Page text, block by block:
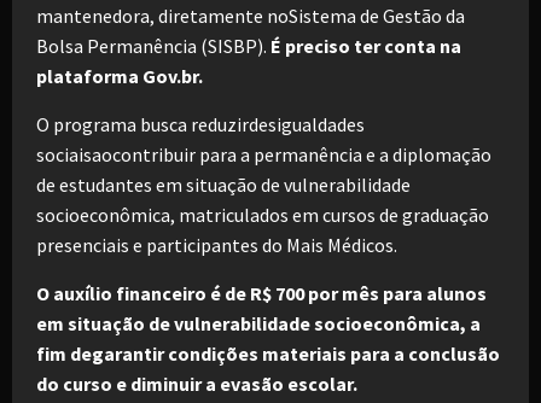
mantenedora, diretamente noSistema de Gestão da
Bolsa Permanência (SISBP). É preciso ter conta na
plataforma Gov.br.
O programa busca reduzirdesigualdades
sociaisaocontribuir para a permanência e a diplomação
de estudantes em situação de vulnerabilidade
socioeconômica, matriculados em cursos de graduação
presenciais e participantes do Mais Médicos.
O auxílio financeiro é de R$ 700 por mês para alunos
em situação de vulnerabilidade socioeconômica, a
fim degarantir condições materiais para a conclusão
do curso e diminuir a evasão escolar.